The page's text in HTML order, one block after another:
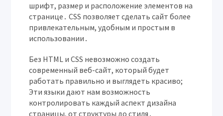
шрифт, размер и расположение элементов на
странице․ CSS позволяет сделать сайт более
привлекательным, удобным и простым в
использовании․
Без HTML и CSS невозможно создать
современный веб-сайт, который будет
работать правильно и выглядеть красиво;
Эти языки дают нам возможность
контролировать каждый аспект дизайна
страницы, от структуры до стиля․